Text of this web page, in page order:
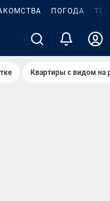
ПОГОДА
Квартиры с видом на